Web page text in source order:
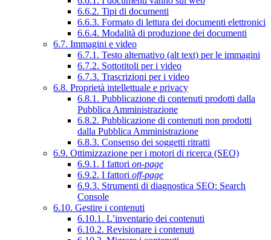
6.6.2. Tipi di documenti
6.6.3. Formato di lettura dei documenti elettronici
6.6.4. Modalità di produzione dei documenti
6.7. Immagini e video
6.7.1. Testo alternativo (alt text) per le immagini
6.7.2. Sottotitoli per i video
6.7.3. Trascrizioni per i video
6.8. Proprietà intellettuale e privacy
6.8.1. Pubblicazione di contenuti prodotti dalla
Pubblica Amministrazione
6.8.2. Pubblicazione di contenuti non prodotti
dalla Pubblica Amministrazione
6.8.3. Consenso dei soggetti ritratti
6.9. Ottimizzazione per i motori di ricerca (SEO)
6.9.1. I fattori on-page
6.9.2. I fattori off-page
6.9.3. Strumenti di diagnostica SEO: Search
Console
6.10. Gestire i contenuti
6.10.1. L’inventario dei contenuti
6.10.2. Revisionare i contenuti